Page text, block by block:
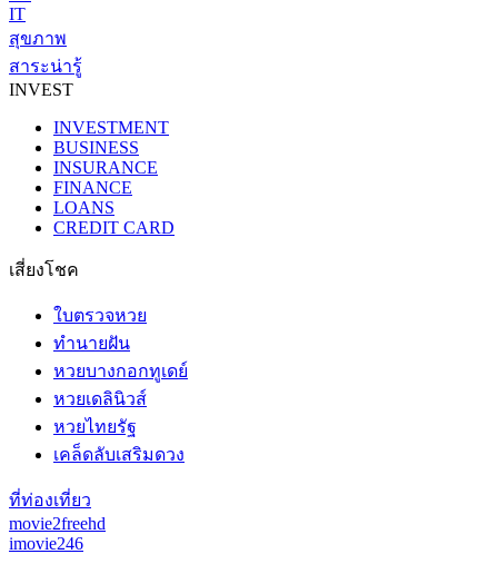
IT
สุขภาพ
สาระน่ารู้
INVEST
INVESTMENT
BUSINESS
INSURANCE
FINANCE
LOANS
CREDIT CARD
เสี่ยงโชค
ใบตรวจหวย
ทำนายฝัน
หวยบางกอกทูเดย์
หวยเดลินิวส์
หวยไทยรัฐ
เคล็ดลับเสริมดวง
ที่ท่องเที่ยว
movie2freehd
imovie246